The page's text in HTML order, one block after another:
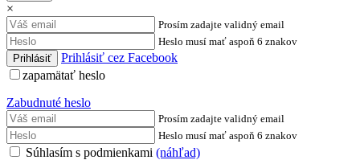
×
Prosím zadajte validný email
Heslo musí mať aspoň 6 znakov
Prihlásiť cez Facebook
zapamätať heslo
Zabudnuté heslo
Prosím zadajte validný email
Heslo musí mať aspoň 6 znakov
Súhlasím s podmienkami (náhľad)